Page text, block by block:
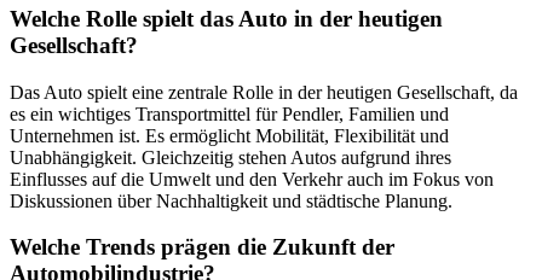
Welche Rolle spielt das Auto in der heutigen
Gesellschaft?
Das Auto spielt eine zentrale Rolle in der heutigen Gesellschaft, da
es ein wichtiges Transportmittel für Pendler, Familien und
Unternehmen ist. Es ermöglicht Mobilität, Flexibilität und
Unabhängigkeit. Gleichzeitig stehen Autos aufgrund ihres
Einflusses auf die Umwelt und den Verkehr auch im Fokus von
Diskussionen über Nachhaltigkeit und städtische Planung.
Welche Trends prägen die Zukunft der
Automobilindustrie?